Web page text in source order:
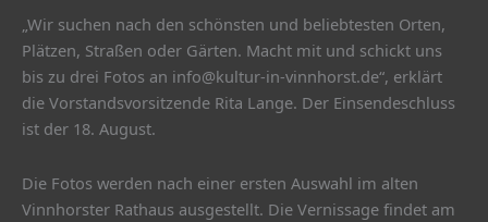
„Wir suchen nach den schönsten und beliebtesten Orten,
Plätzen, Straßen oder Gärten. Macht mit und schickt uns
bis zu drei Fotos an info@kultur-in-vinnhorst.de“, erklärt
die Vorstandsvorsitzende Rita Lange. Der Einsendeschluss
ist der 18. August.
Die Fotos werden nach einer ersten Auswahl im alten
Vinnhorster Rathaus ausgestellt. Die Vernissage findet am